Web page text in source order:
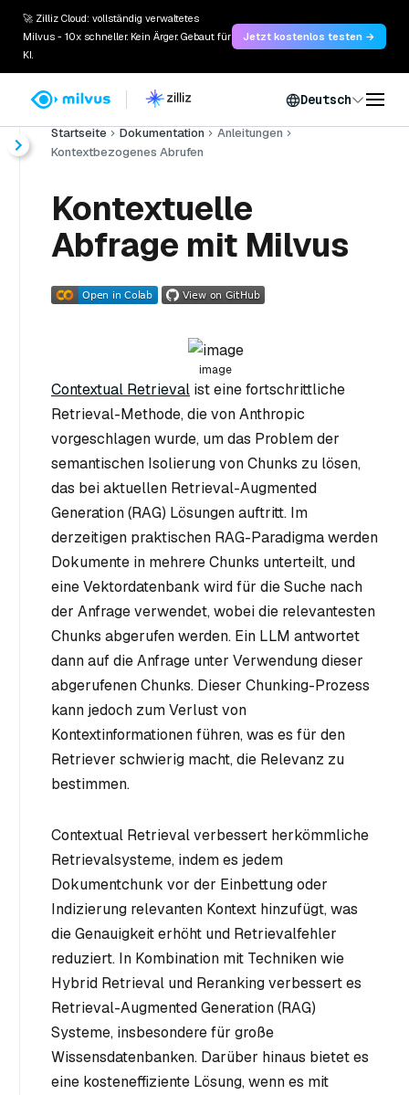
🚀 Zilliz Cloud: vollständig verwaltetes
Milvus - 10x schneller. Kein Ärger. Gebaut für
KI.
Jetzt kostenlos testen →
Deutsch
Startseite Dokumentation
Anleitungen
Kontextbezogenes Abrufen
Kontextuelle
Abfrage mit Milvus
image
Contextual Retrieval ist eine fortschrittliche
Retrieval-Methode, die von Anthropic
vorgeschlagen wurde, um das Problem der
semantischen Isolierung von Chunks zu lösen,
das bei aktuellen Retrieval-Augmented
Generation (RAG) Lösungen auftritt. Im
derzeitigen praktischen RAG-Paradigma werden
Dokumente in mehrere Chunks unterteilt, und
eine Vektordatenbank wird für die Suche nach
der Anfrage verwendet, wobei die relevantesten
Chunks abgerufen werden. Ein LLM antwortet
dann auf die Anfrage unter Verwendung dieser
abgerufenen Chunks. Dieser Chunking-Prozess
kann jedoch zum Verlust von
Kontextinformationen führen, was es für den
Retriever schwierig macht, die Relevanz zu
bestimmen.
Contextual Retrieval verbessert herkömmliche
Retrievalsysteme, indem es jedem
Dokumentchunk vor der Einbettung oder
Indizierung relevanten Kontext hinzufügt, was
die Genauigkeit erhöht und Retrievalfehler
reduziert. In Kombination mit Techniken wie
Hybrid Retrieval und Reranking verbessert es
Retrieval-Augmented Generation (RAG)
Systeme, insbesondere für große
Wissensdatenbanken. Darüber hinaus bietet es
eine kosteneffiziente Lösung, wenn es mit